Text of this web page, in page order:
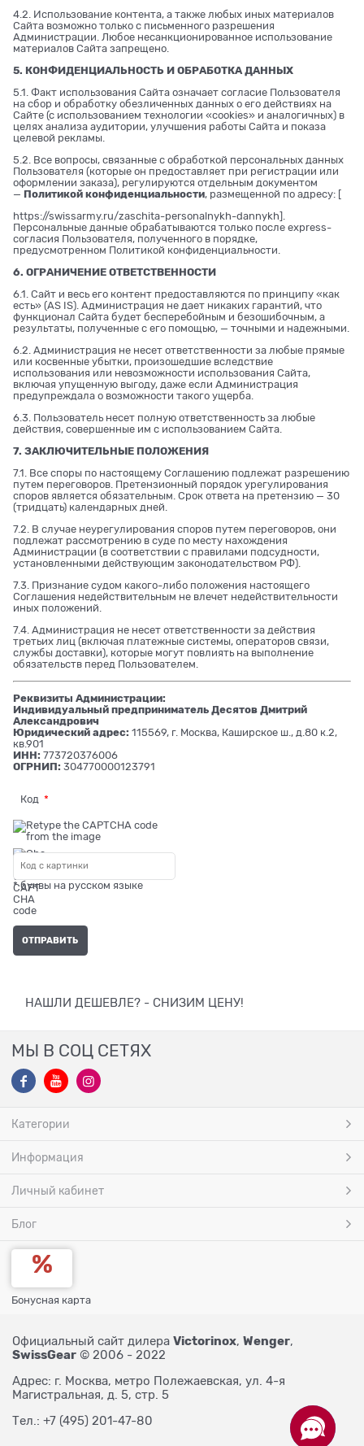
4.2. Использование контента, а также любых иных материалов
Сайта возможно только с письменного разрешения
Администрации. Любое несанкционированное использование
материалов Сайта запрещено.
5. КОНФИДЕНЦИАЛЬНОСТЬ И ОБРАБОТКА ДАННЫХ
5.1. Факт использования Сайта означает согласие Пользователя
на сбор и обработку обезличенных данных о его действиях на
Сайте (с использованием технологии «cookies» и аналогичных) в
целях анализа аудитории, улучшения работы Сайта и показа
целевой рекламы.
5.2. Все вопросы, связанные с обработкой персональных данных
Пользователя (которые он предоставляет при регистрации или
оформлении заказа), регулируются отдельным документом
— Политикой конфиденциальности, размещенной по адресу: [
https://swissarmy.ru/zaschita-personalnykh-dannykh].
Персональные данные обрабатываются только после express-
согласия Пользователя, полученного в порядке,
предусмотренном Политикой конфиденциальности.
6. ОГРАНИЧЕНИЕ ОТВЕТСТВЕННОСТИ
6.1. Сайт и весь его контент предоставляются по принципу «как
есть» (AS IS). Администрация не дает никаких гарантий, что
функционал Сайта будет бесперебойным и безошибочным, а
результаты, полученные с его помощью, — точными и надежными.
6.2. Администрация не несет ответственности за любые прямые
или косвенные убытки, произошедшие вследствие
использования или невозможности использования Сайта,
включая упущенную выгоду, даже если Администрация
предупреждала о возможности такого ущерба.
6.3. Пользователь несет полную ответственность за любые
действия, совершенные им с использованием Сайта.
7. ЗАКЛЮЧИТЕЛЬНЫЕ ПОЛОЖЕНИЯ
7.1. Все споры по настоящему Соглашению подлежат разрешению
путем переговоров. Претензионный порядок урегулирования
споров является обязательным. Срок ответа на претензию — 30
(тридцать) календарных дней.
7.2. В случае неурегулирования споров путем переговоров, они
подлежат рассмотрению в суде по месту нахождения
Администрации (в соответствии с правилами подсудности,
установленными действующим законодательством РФ).
7.3. Признание судом какого-либо положения настоящего
Соглашения недействительным не влечет недействительности
иных положений.
7.4. Администрация не несет ответственности за действия
третьих лиц (включая платежные системы, операторов связи,
службы доставки), которые могут повлиять на выполнение
обязательств перед Пользователем.
Реквизиты Администрации:
Индивидуальный предприниматель Десятов Дмитрий
Александрович
Юридический адрес: 115569, г. Москва, Каширское ш., д.80 к.2,
кв.901
ИНН: 773720376006
ОГРНИП: 304770000123791
Код
* буквы на русском языке
НАШЛИ ДЕШЕВЛЕ? - СНИЗИМ ЦЕНУ!
МЫ В СОЦ СЕТЯХ
Категории
Информация
Личный кабинет
Блог
Бонусная карта
Официальный сайт дилера Victorinox, Wenger,
SwissGear © 2006 - 2022
Адрес: г. Москва, метро Полежаевская, ул. 4-я
Магистральная, д. 5, стр. 5
Тел.: +7 (495) 201-47-80